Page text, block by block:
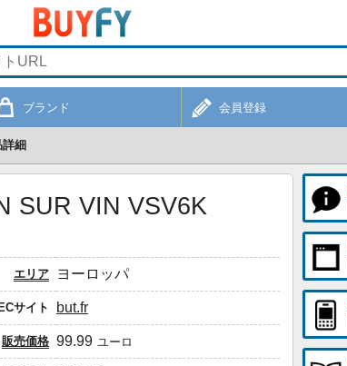
ブランド 会員登録
細
SUR VIN VSV6K
エリア ヨーロッパ
ECサイト but.fr
販売価格 99.99 ユーロ